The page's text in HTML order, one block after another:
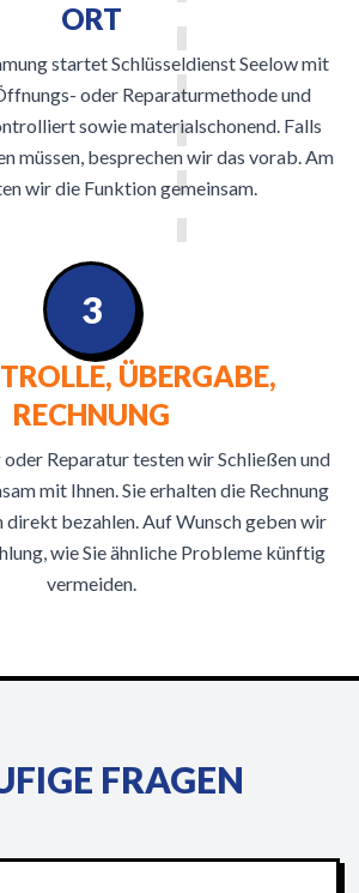
ORT
startet Schlüsseldienst Seelow mit
oder Reparaturmethode und
sowie materialschonend. Falls
müssen, besprechen wir das vorab. Am
wir die Funktion gemeinsam.
ÜBERGABE,
RECHNUNG
Reparatur testen wir Schließen und
mit Ihnen. Sie erhalten die Rechnung
direkt bezahlen. Auf Wunsch geben wir
wie Sie ähnliche Probleme künftig
vermeiden.
3
FRAGEN